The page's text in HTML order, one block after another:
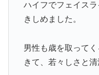
ハイフでフェイスラ
きしめました。
男性も歳を取って
きて、若々しさと清